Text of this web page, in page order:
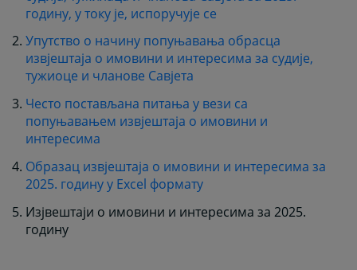
годину, у току је, испоручује се
Упутство о начину попуњавања обрасца
извјештаја о имовини и интересима за судије,
тужиоце и чланове Савјета
Често постављана питања у вези са
попуњавањем извјештаја о имовини и
интересима
Образац извјештаја о имовини и интересима за
2025. годину у Excel формату
Изјвештаји о имовини и интересима за 2025.
годину